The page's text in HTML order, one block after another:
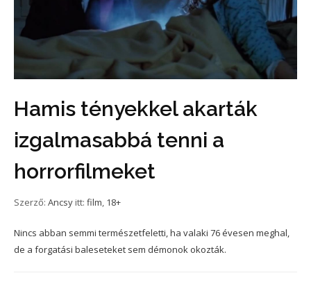
Hamis tényekkel akarták
izgalmasabbá tenni a
horrorfilmeket
Szerző: Ancsy itt: film, 18+
Nincs abban semmi természetfeletti, ha valaki 76 évesen meghal,
de a forgatási baleseteket sem démonok okozták.